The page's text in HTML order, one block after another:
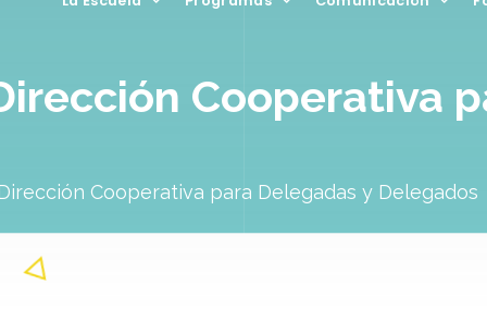
Cooperativa
Cooperativa para Delegadas y Delegados